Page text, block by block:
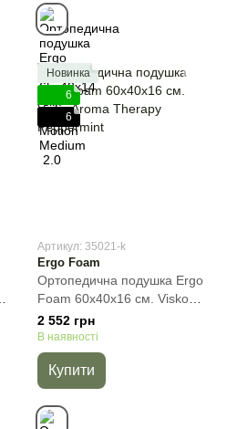
Новинка
6
6
Артикул: 35021-k
Ergo Foam
Ортопедична подушка Ergo
Foam 60x40x16 см. Visko
Aroma Therapy Peppermint,
Зелений, 60x40x16 см
2 552 грн
В наявності
Купити